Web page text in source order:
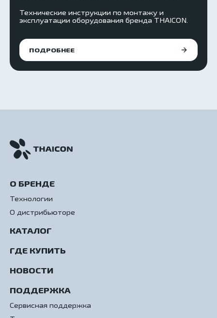
Технические инструкции по монтажу и
эксплуатации оборудования бренда THAICON.
ПОДРОБНЕЕ
О БРЕНДЕ
Технологии
О дистрибьюторе
КАТАЛОГ
ПОДДЕРЖКА
Сервисная поддержка
ГДЕ КУПИТЬ
НОВОСТИ